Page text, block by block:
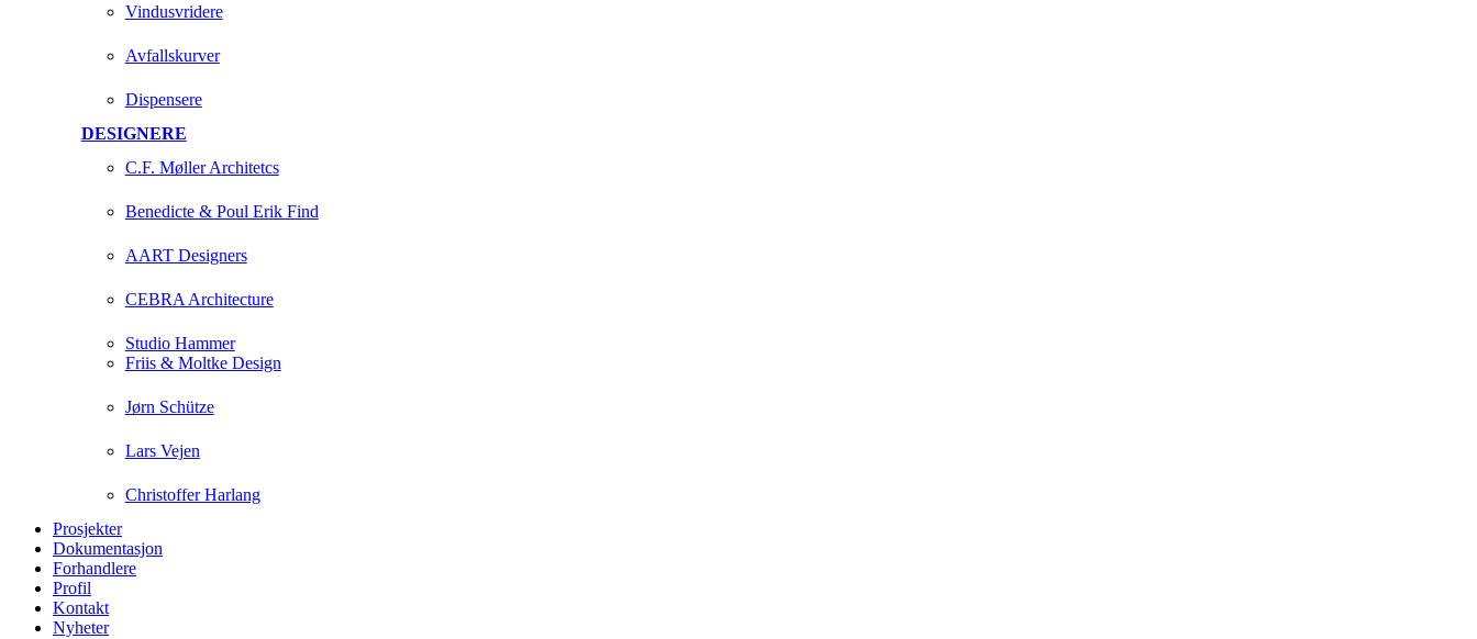
Vindusvridere
Avfallskurver
Dispensere
DESIGNERE
C.F. Møller Architetcs
Benedicte & Poul Erik Find
AART Designers
CEBRA Architecture
Studio Hammer
Friis & Moltke Design
Jørn Schütze
Lars Vejen
Christoffer Harlang
Prosjekter
Dokumentasjon
Forhandlere
Profil
Kontakt
Nyheter